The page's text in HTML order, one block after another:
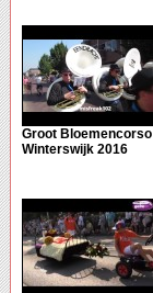
Groot Bloemencorso
Winterswijk 2016